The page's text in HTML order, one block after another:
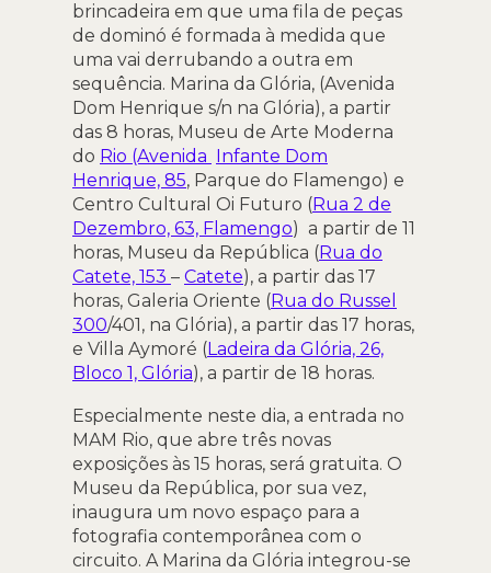
brincadeira em que uma fila de peças
de dominó é formada à medida que
uma vai derrubando a outra em
sequência. Marina da Glória, (Avenida
Dom Henrique s/n na Glória), a partir
das 8 horas, Museu de Arte Moderna
do Rio (Avenida
Infante Dom
Henrique, 85, Parque do Flamengo) e
Centro Cultural Oi Futuro (Rua 2 de
Dezembro, 63, Flamengo) a partir de 11
horas, Museu da República (Rua do
Catete, 153 – Catete), a partir das 17
horas, Galeria Oriente (Rua do Russel
300/401, na Glória), a partir das 17 horas,
e Villa Aymoré (Ladeira da Glória, 26,
Bloco 1, Glória), a partir de 18 horas.
Especialmente neste dia, a entrada no
MAM Rio, que abre três novas
exposições às 15 horas, será gratuita. O
Museu da República, por sua vez,
inaugura um novo espaço para a
fotografia contemporânea com o
circuito. A Marina da Glória integrou-se